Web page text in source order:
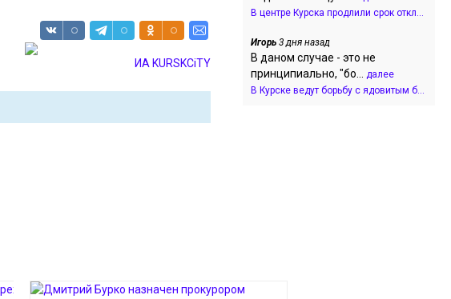
ИА KURSKCiTY
В центре Курска продлили срок откл...
Игорь 3 дня назад
В даном случае - это не
принципиально, "бо... далее
В Курске ведут борьбу с ядовитым б...